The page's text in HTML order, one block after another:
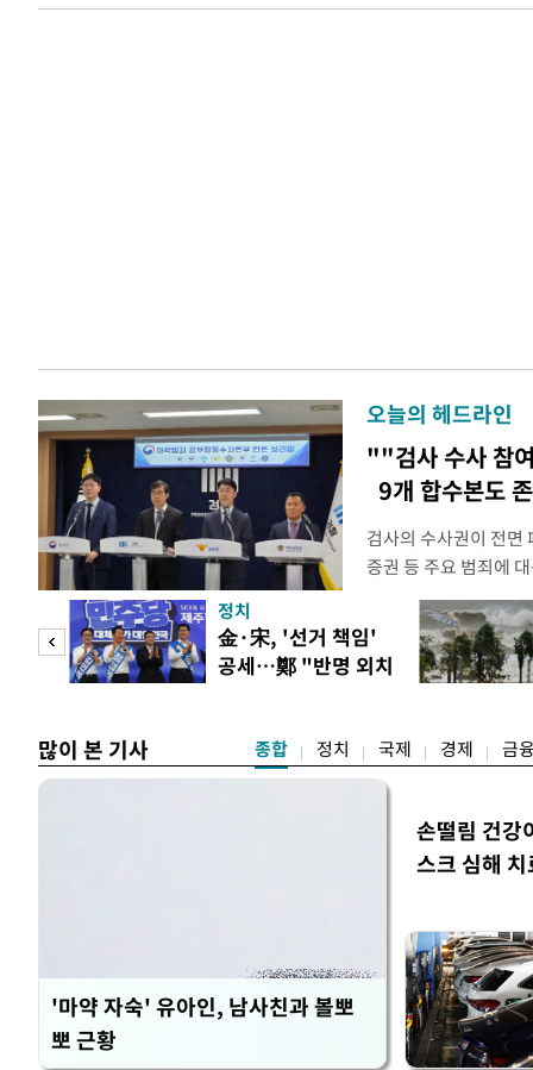
오늘의 헤드라인
""검사 수사 참
9개 합수본도
검사의 수사권이 전
증권 등 주요 범죄에
새로운 쟁점으로 떠
여 근거가 사라지면서
이다. 9일 법조계에 따
사의 수사권이 박탈되
피
정치
金·宋, '선거 책임'
공세…鄭 "반명 외치
많이 본 기사 종합 정치 국제 경제 금
'마약 자숙' 유아인, 남사친과 볼뽀
뽀 근황
손떨림 건
스크 심해